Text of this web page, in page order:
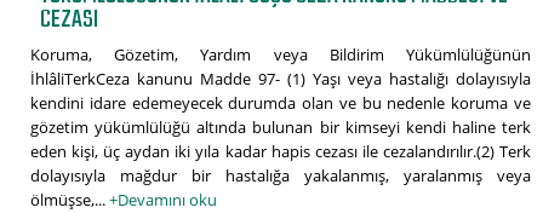
CEZASI
Koruma, Gözetim, Yardım veya Bildirim Yükümlülüğünün
İhlâliTerkCeza kanunu Madde 97- (1) Yaşı veya hastalığı dolayısıyla
kendini idare edemeyecek durumda olan ve bu nedenle koruma ve
gözetim yükümlülüğü altında bulunan bir kimseyi kendi haline terk
eden kişi, üç aydan iki yıla kadar hapis cezası ile cezalandırılır.(2) Terk
dolayısıyla mağdur bir hastalığa yakalanmış, yaralanmış veya
ölmüşse,...+Devamını oku